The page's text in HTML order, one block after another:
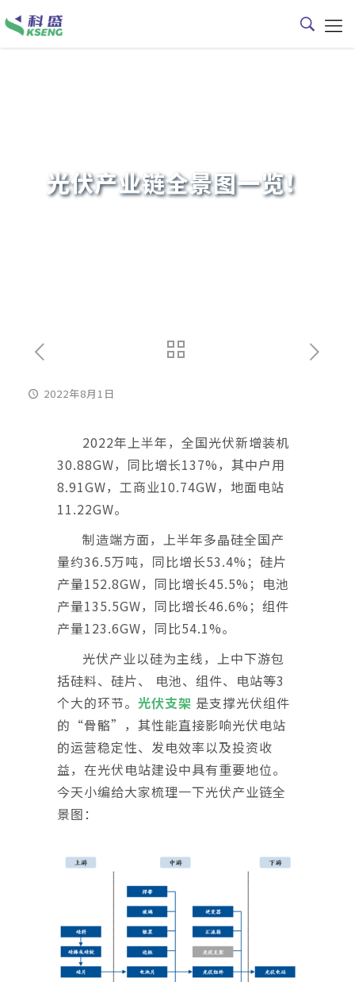
光伏产业链全景图一览！
2022年8月1日
2022年上半年，全国光伏新增装机
30.88GW，同比增长137%，其中户用
8.91GW，工商业10.74GW，地面电站
11.22GW。
制造端方面，上半年多晶硅全国产
量约36.5万吨，同比增长53.4%；硅片
产量152.8GW，同比增长45.5%；电池
产量135.5GW，同比增长46.6%；组件
产量123.6GW，同比54.1%。
光伏产业以硅为主线，上中下游包
括硅料、硅片、 电池、组件、电站等3
个大的环节。光伏支架 是支撑光伏组件
的“骨骼”，其性能直接影响光伏电站
的运营稳定性、发电效率以及投资收
益，在光伏电站建设中具有重要地位。
今天小编给大家梳理一下光伏产业链全
景图：